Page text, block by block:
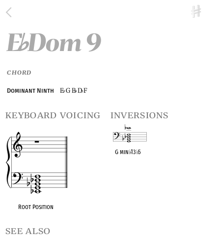
E♭Dom 9
CHORD
Dominant Ninth E♭G B♭D♭F
keyboard voicing
Root Position
inversions
G min♭13♭5
see also